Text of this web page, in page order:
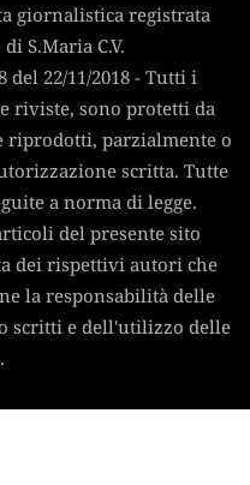
giornalistica registrata
S.Maria C.V.
del 22/11/2018 - Tutti i
riviste, sono protetti da
riprodotti, parzialmente o
scritta. Tutte
a norma di legge.
del presente sito
dei rispettivi autori che
la responsabilità delle
scritti e dell'utilizzo delle